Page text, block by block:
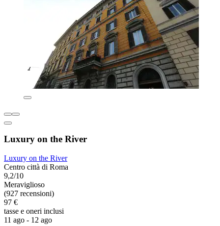
Luxury on the River
Luxury on the River
Centro città di Roma
9,2/10
Meraviglioso
(927 recensioni)
97 €
tasse e oneri inclusi
11 ago - 12 ago